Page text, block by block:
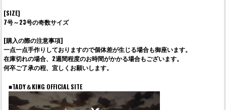
[SIZE]
7号～23号の奇数サイズ
[購入の際の注意事項]
一点一点手作りしておりますので個体差が生じる場合も御座います。
在庫切れの場合、2週間程度のお時間がかかる場合もございます。
何卒ご了承の程、宜しくお願いします。
■TADY＆KING OFFICIAL SITE